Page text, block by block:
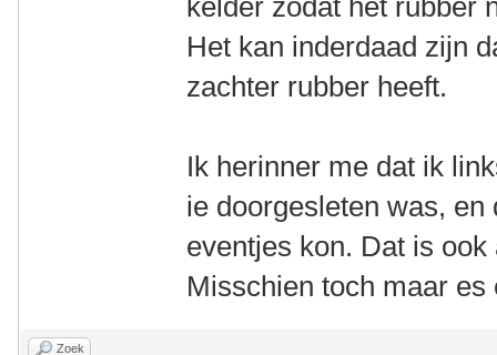
kelder zodat het rubber
Het kan inderdaad zijn
zachter rubber heeft.
Ik herinner me dat ik
ie doorgesleten was,
eventjes kon. Dat is
Misschien toch maar es
Zoek